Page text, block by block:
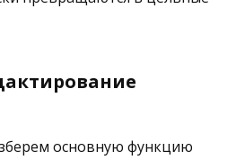
основную функцию